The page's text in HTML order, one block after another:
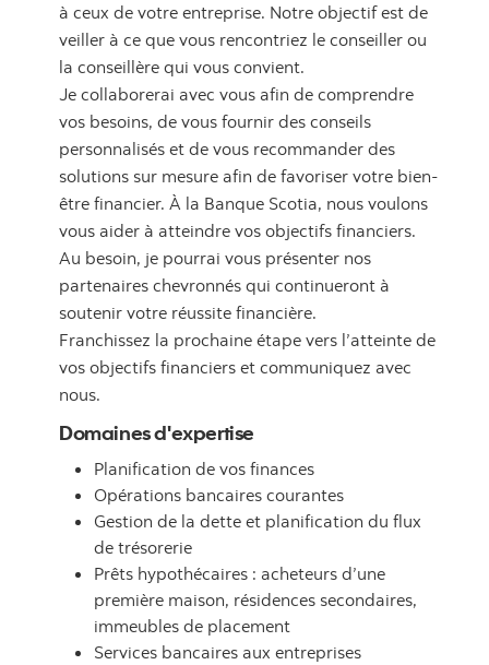
à ceux de votre entreprise. Notre objectif est de
veiller à ce que vous rencontriez le conseiller ou
la conseillère qui vous convient.
Je collaborerai avec vous afin de comprendre
vos besoins, de vous fournir des conseils
personnalisés et de vous recommander des
solutions sur mesure afin de favoriser votre bien-
être financier. À la Banque Scotia, nous voulons
vous aider à atteindre vos objectifs financiers.
Au besoin, je pourrai vous présenter nos
partenaires chevronnés qui continueront à
soutenir votre réussite financière.
Franchissez la prochaine étape vers l’atteinte de
vos objectifs financiers et communiquez avec
nous.
Domaines d'expertise
Planification de vos finances
Opérations bancaires courantes
Gestion de la dette et planification du flux
de trésorerie
Prêts hypothécaires : acheteurs d’une
première maison, résidences secondaires,
immeubles de placement
Services bancaires aux entreprises